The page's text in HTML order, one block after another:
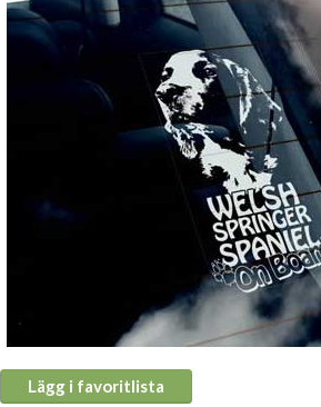
Lägg i favoritlista